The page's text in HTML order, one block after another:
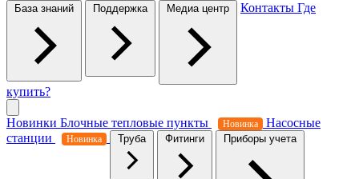
База знаний Поддержка Медиа центр Контакты Где
купить?
Новинки Блочные тепловые пункты Новинка
Насосные
станции
Новинка Труба Фитинги Приборы учета